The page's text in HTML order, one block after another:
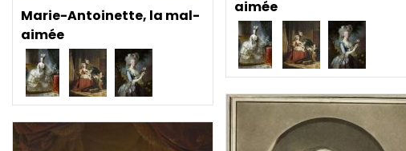
Marie-Antoinette, la mal-
aimée
aimée